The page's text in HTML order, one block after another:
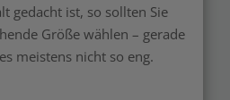
gedacht ist, so sollten Sie
Größe wählen – gerade
meistens nicht so eng.